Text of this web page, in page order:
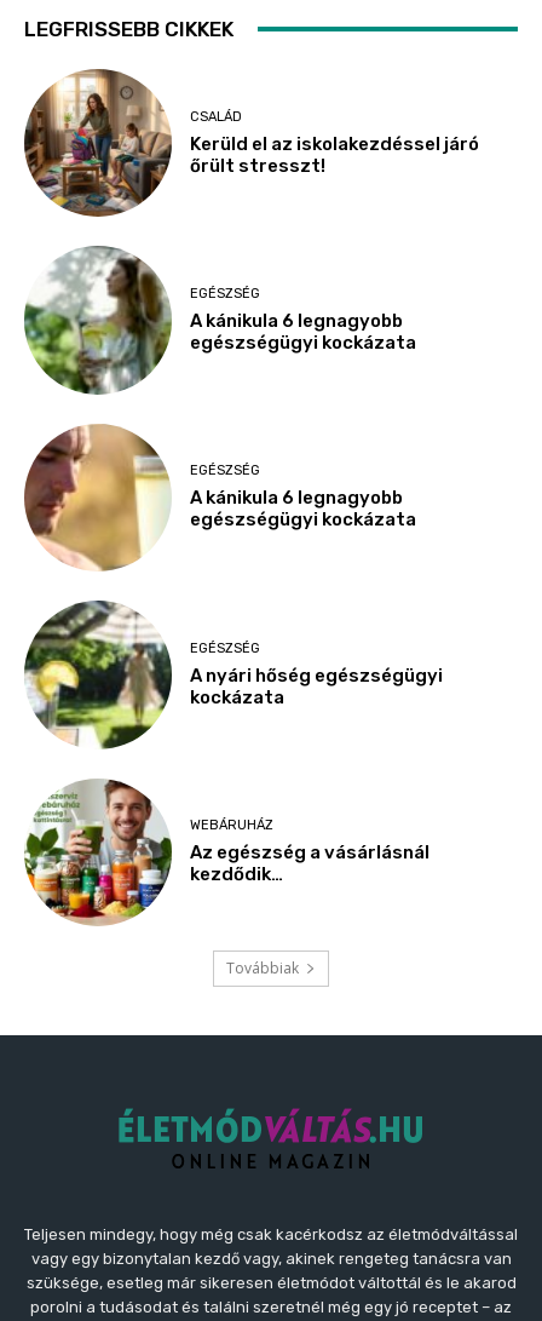
Teljesen mindegy, hogy még csak kacérkodsz az életmódváltással
vagy egy bizonytalan kezdő vagy, akinek rengeteg tanácsra van
szüksége, esetleg már sikeresen életmódot váltottál és le akarod
porolni a tudásodat és találni szeretnél még egy jó receptet – az